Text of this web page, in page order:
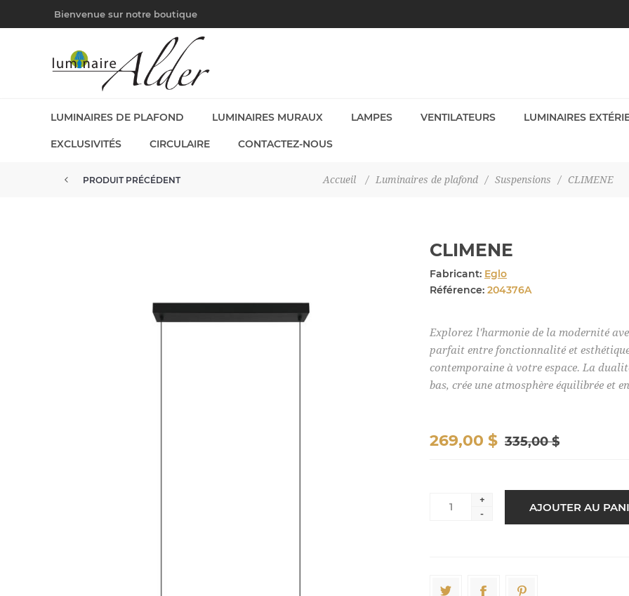
Bienvenue sur notre boutique
LUMINAIRES DE PLAFOND LUMINAIRES MURAUX LAMPES VENTILATEURS LUMINAIRES
EXCLUSIVITÉS CIRCULAIRE CONTACTEZ-NOUS
Accueil / Luminaires de plafond / Suspensions / CLIMENE
PRODUIT PRÉCÉDENT
CLIMENE
Fabricant: Eglo
Référence: 204376A
Explorez l'harmonie de la modernité
parfait entre fonctionnalité et
contemporaine à votre espace. La
bas, crée une atmosphère équilibrée et
335,00 $
269,00 $
+
-